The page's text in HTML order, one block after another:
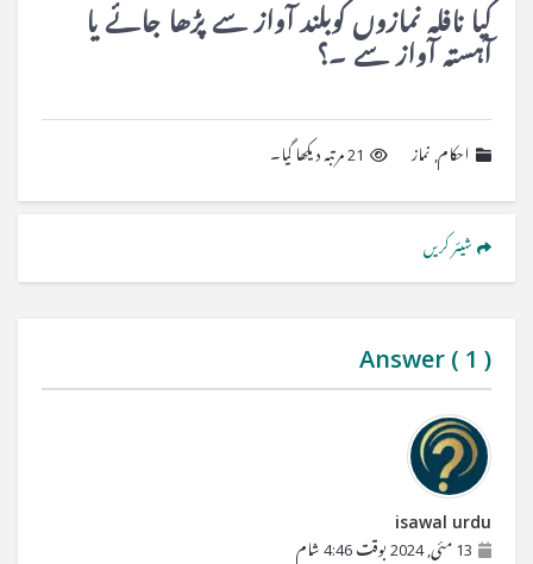
کیا نافلہ نمازوں کوبلند آواز سے پڑھا جائے یا
آہستہ آواز سے ۔؟
احکام, نماز 21 مرتبہ دیکھا گیا۔
شیئر کریں
Answer ( 1 )
isawal urdu
13 مئی, 2024 بوقت 4:46 شام